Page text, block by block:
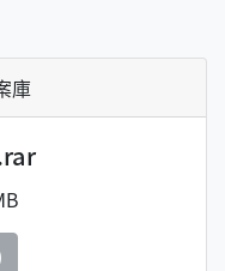
庫